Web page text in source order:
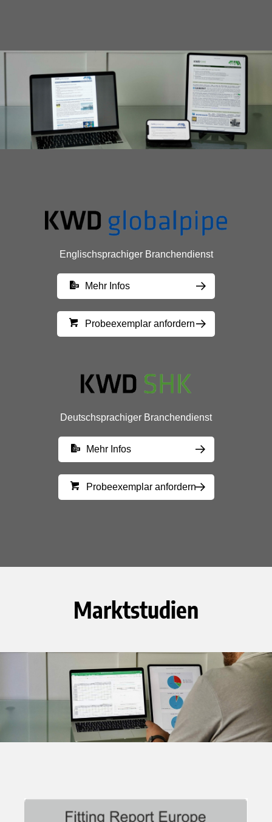
Englischsprachiger Branchendienst
Mehr Infos
Probeexemplar anfordern
Deutschsprachiger Branchendienst
Mehr Infos
Probeexemplar anfordern
Marktstudien